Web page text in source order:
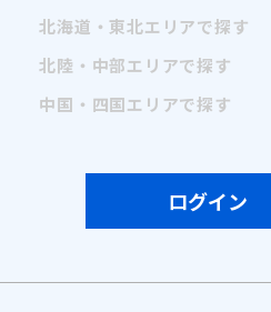
北海道・東北エリアで探す
北陸・中部エリアで探す
中国・四国エリアで探す
ログイン